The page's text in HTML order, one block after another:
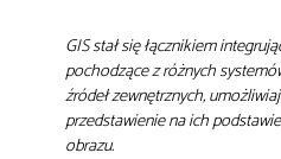
GIS stał się łącznikiem
pochodzące z różnych
źródeł zewnętrznych,
przedstawienie na ich
obrazu.